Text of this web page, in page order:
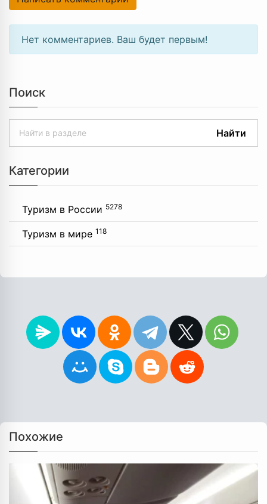
Нет комментариев. Ваш будет первым!
Поиск
Найти
Категории
Туризм в России 5278
Туризм в мире 118
Похожие